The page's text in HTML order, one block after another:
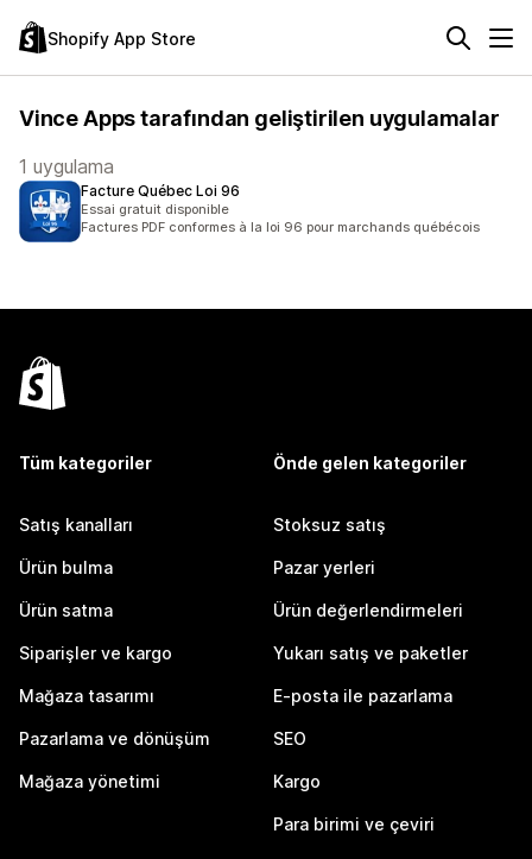
Shopify App Store
Vince Apps tarafından geliştirilen uygulamalar
1 uygulama
Facture Québec Loi 96
Essai gratuit disponible
Factures PDF conformes à la loi 96 pour marchands québécois
Tüm kategoriler
Satış kanalları
Ürün bulma
Ürün satma
Siparişler ve kargo
Mağaza tasarımı
Pazarlama ve dönüşüm
Mağaza yönetimi
Önde gelen kategoriler
Stoksuz satış
Pazar yerleri
Ürün değerlendirmeleri
Yukarı satış ve paketler
E-posta ile pazarlama
SEO
Kargo
Para birimi ve çeviri